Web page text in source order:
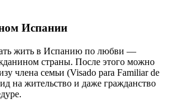
Испании
жить в Испанию по любви —
страны. После этого можно
члена семьи (Visado para Familiar de
на жительство и даже гражданство